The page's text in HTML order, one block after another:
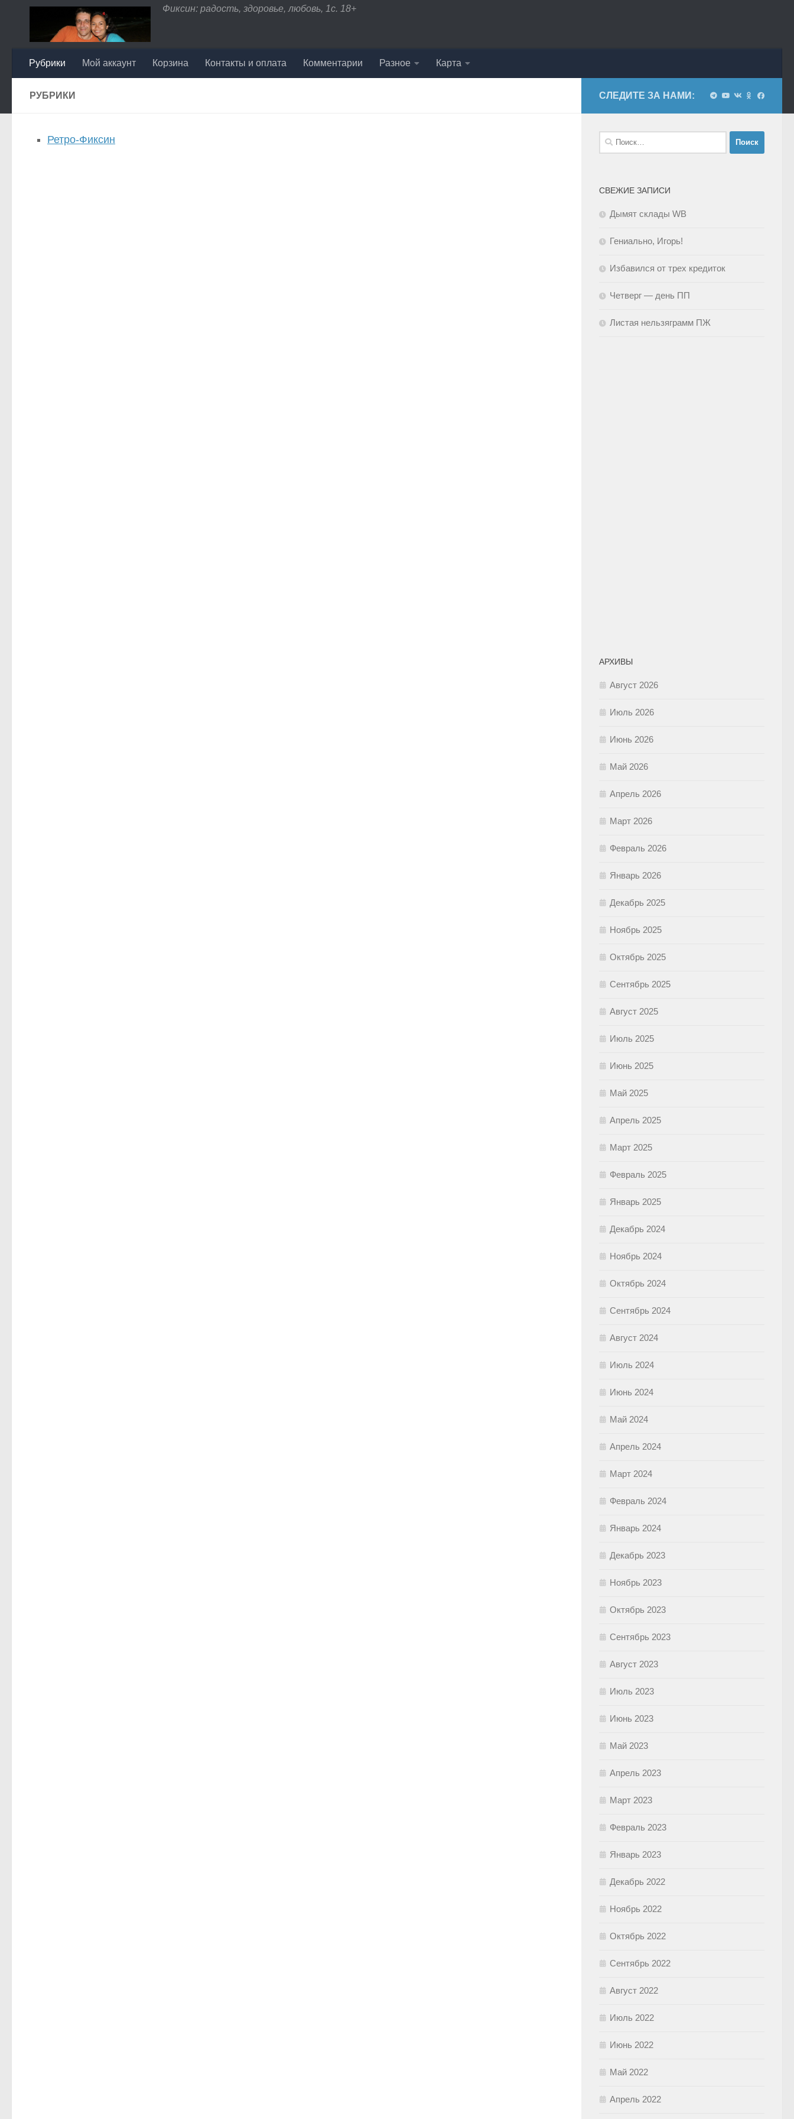
Перейти к содержимому
Фиксин: радость, здоровье, любовь, 1с. 18+
Рубрики Мой аккаунт Корзина Контакты и оплата Комментарии Разное Карта
РУБРИКИ
Ретро-Фиксин
СЛЕДИТЕ ЗА НАМИ:
Найти:
СВЕЖИЕ ЗАПИСИ
Дымят склады WB
Гениально, Игорь!
Избавился от трех кредиток
Четверг — день ПП
Листая нельзяграмм ПЖ
АРХИВЫ
Август 2026
Июль 2026
Июнь 2026
Май 2026
Апрель 2026
Март 2026
Февраль 2026
Январь 2026
Декабрь 2025
Ноябрь 2025
Октябрь 2025
Сентябрь 2025
Август 2025
Июль 2025
Июнь 2025
Май 2025
Апрель 2025
Март 2025
Февраль 2025
Январь 2025
Декабрь 2024
Ноябрь 2024
Октябрь 2024
Сентябрь 2024
Август 2024
Июль 2024
Июнь 2024
Май 2024
Апрель 2024
Март 2024
Февраль 2024
Январь 2024
Декабрь 2023
Ноябрь 2023
Октябрь 2023
Сентябрь 2023
Август 2023
Июль 2023
Июнь 2023
Май 2023
Апрель 2023
Март 2023
Февраль 2023
Январь 2023
Декабрь 2022
Ноябрь 2022
Октябрь 2022
Сентябрь 2022
Август 2022
Июль 2022
Июнь 2022
Май 2022
Апрель 2022